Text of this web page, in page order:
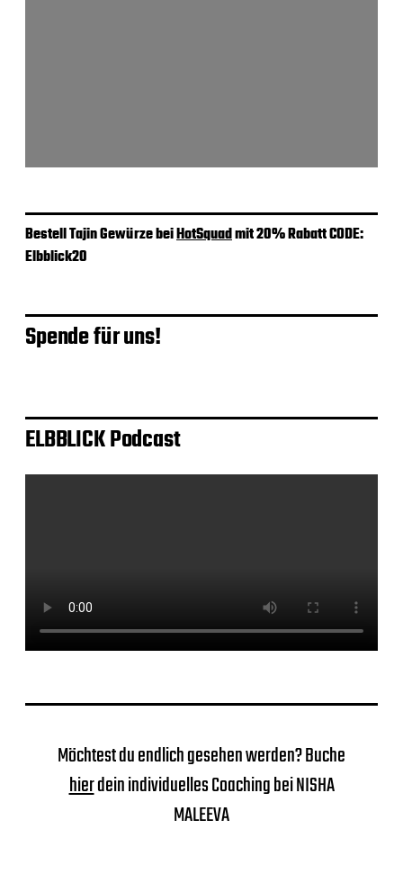
Bestell Tajin Gewürze beiHotSquadmit 20% Rabatt CODE:
Elbblick20
Spende für uns!
ELBBLICK Podcast
Möchtest du endlich gesehen werden? Buche
hierdein individuelles Coaching bei NISHA
MALEEVA